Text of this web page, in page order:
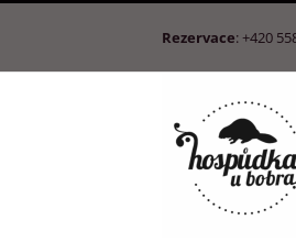
obsah
Rezervace: +420